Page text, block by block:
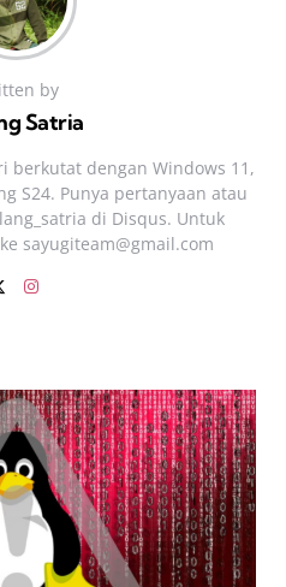
by
Satria
berkutat dengan Windows 11,
S24. Punya pertanyaan atau
di Disqus. Untuk
sayugiteam@gmail.com